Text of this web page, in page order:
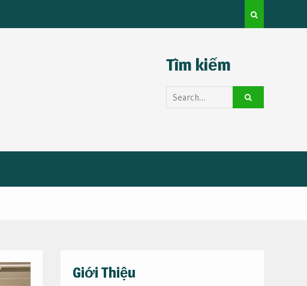
Kinh nghiệm du lịch tự túc cho người mới
Tìm kiếm
Search
for:
Giới Thiệu